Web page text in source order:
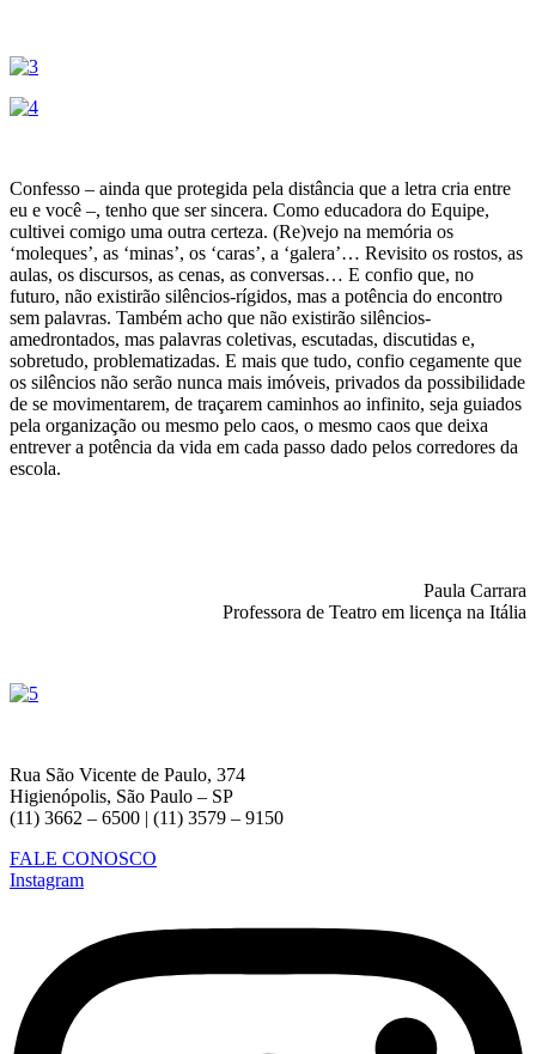
Confesso – ainda que protegida pela distância que a letra cria entre
eu e você –, tenho que ser sincera. Como educadora do Equipe,
cultivei comigo uma outra certeza. (Re)vejo na memória os
‘moleques’, as ‘minas’, os ‘caras’, a ‘galera’… Revisito os rostos, as
aulas, os discursos, as cenas, as conversas… E confio que, no
futuro, não existirão silêncios-rígidos, mas a potência do encontro
sem palavras. Também acho que não existirão silêncios-
amedrontados, mas palavras coletivas, escutadas, discutidas e,
sobretudo, problematizadas. E mais que tudo, confio cegamente que
os silêncios não serão nunca mais imóveis, privados da possibilidade
de se movimentarem, de traçarem caminhos ao infinito, seja guiados
pela organização ou mesmo pelo caos, o mesmo caos que deixa
entrever a potência da vida em cada passo dado pelos corredores da
escola.
Paula Carrara
Professora de Teatro em licença na Itália
Rua São Vicente de Paulo, 374
Higienópolis, São Paulo – SP
(11) 3662 – 6500 | (11) 3579 – 9150
FALE CONOSCO
Instagram